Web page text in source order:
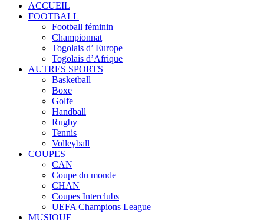
ACCUEIL
FOOTBALL
Football féminin
Championnat
Togolais d’ Europe
Togolais d’Afrique
AUTRES SPORTS
Basketball
Boxe
Golfe
Handball
Rugby
Tennis
Volleyball
COUPES
CAN
Coupe du monde
CHAN
Coupes Interclubs
UEFA Champions League
MUSIQUE